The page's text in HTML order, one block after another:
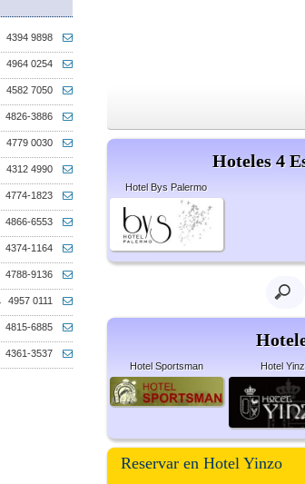
4394 9898
4964 0254
4582 7050
4826-3886
4779 0030
4312 4990
4774-1823
4866-6553
4374-1164
4788-9136
4957 0111
4815-6885
4361-3537
Hoteles 4
Hotel Bys Palermo
Hotel Sportsman Hotel
Reservar en Hotel Yinzo